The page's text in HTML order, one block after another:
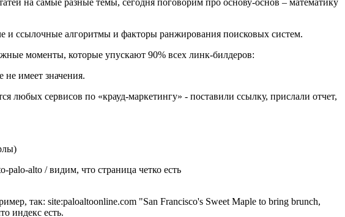
на самые разные темы, сегодня поговорим про основу-основ – математику
и ссылочные алгоритмы и факторы ранжирования поисковых систем.
моменты, которые упускают 90% всех линк-билдеров:
не имеет значения.
любых сервисов по «крауд-маркетингу» - поставили ссылку, прислали отчет,
palo-alto / видим, что страница четко есть
так: site:paloaltoonline.com "San Francisco's Sweet Maple to bring brunch,
индекс есть.